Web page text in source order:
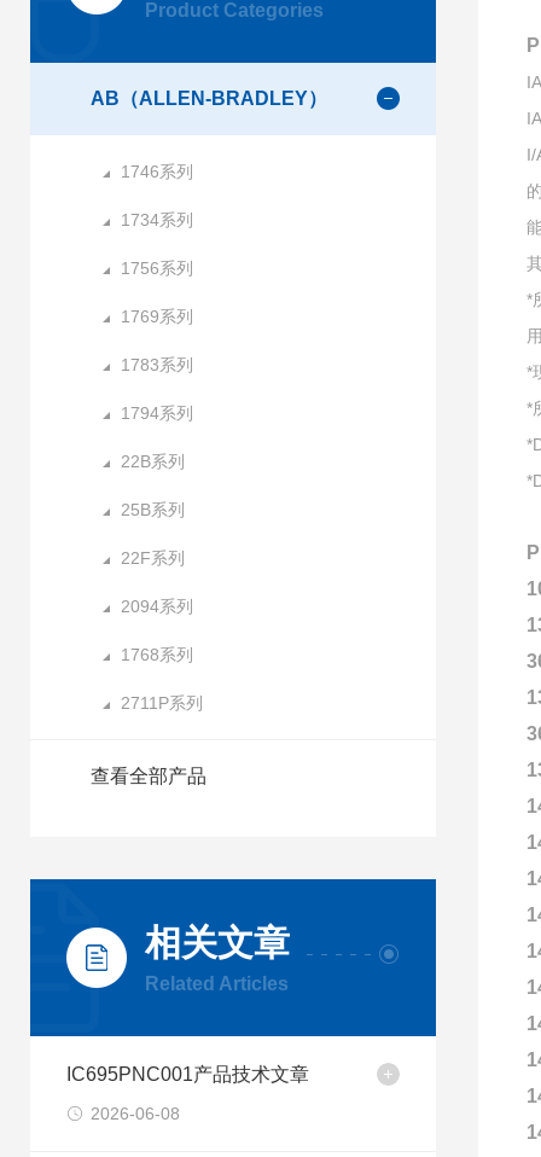
Product Categories
AB（ALLEN-BRADLEY）
1746系列
1734系列
1756系列
1769系列
1783系列
1794系列
22B系列
25B系列
22F系列
2094系列
1768系列
2711P系列
查看全部产品
相关文章
Related Articles
IC695PNC001产品技术文章
2026-06-08
I/
*
*
*